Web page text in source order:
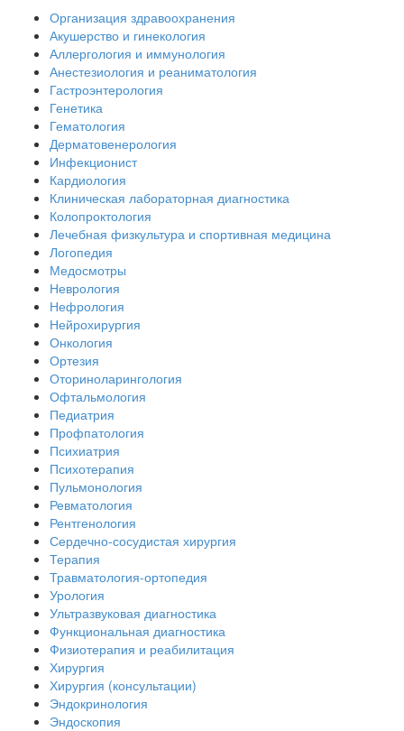
Организация здравоохранения
Акушерство и гинекология
Аллергология и иммунология
Анестезиология и реаниматология
Гастроэнтерология
Генетика
Гематология
Дерматовенерология
Инфекционист
Кардиология
Клиническая лабораторная диагностика
Колопроктология
Лечебная физкультура и спортивная медицина
Логопедия
Медосмотры
Неврология
Нефрология
Нейрохирургия
Онкология
Ортезия
Оториноларингология
Офтальмология
Педиатрия
Профпатология
Психиатрия
Психотерапия
Пульмонология
Ревматология
Рентгенология
Сердечно-сосудистая хирургия
Терапия
Травматология-ортопедия
Урология
Ультразвуковая диагностика
Функциональная диагностика
Физиотерапия и реабилитация
Хирургия
Хирургия (консультации)
Эндокринология
Эндоскопия